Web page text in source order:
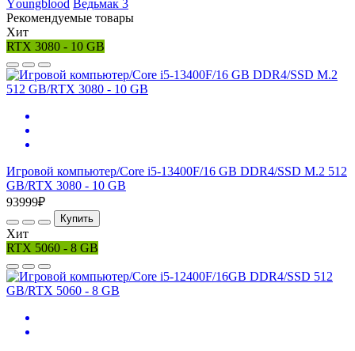
Yоungblооd Ведьмак 3
Рекомендуемые товары
Хит
RTX 3080 - 10 GB
Игровой компьютер/Core i5-13400F/16 GB DDR4/SSD M.2 512
GB/RTX 3080 - 10 GB
93999₽
Купить
Хит
RTX 5060 - 8 GB